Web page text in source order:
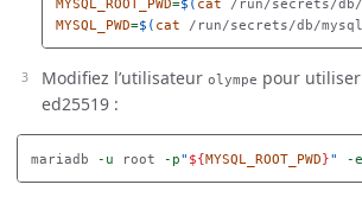
MYSQL_ROOT_PWD=$( cat /run/secrets/db/
MYSQL_PWD=$( cat /run/secrets/db/
Modifiez l’utilisateur olympe pour utiliser
ed25519 :
mariadb -u root -p" ${MYSQL_ROOT_PWD}" -e